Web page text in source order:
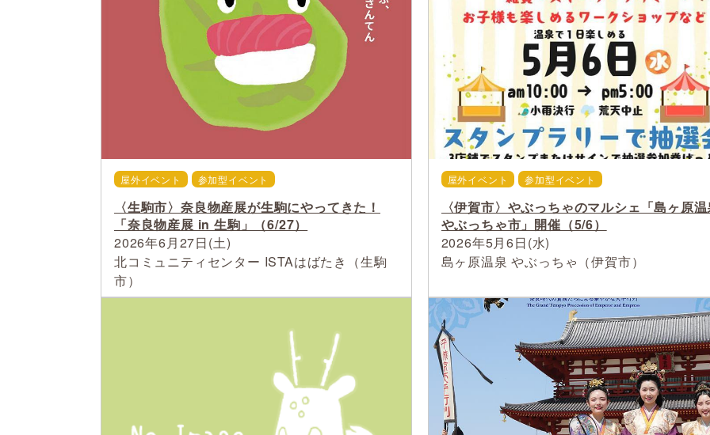
屋外イベント 参加型イベント
〈生駒市〉奈良物産展が生駒にやってきた！
「奈良物産展 in 生駒」（6/27）
2026年6月27日(土)
北コミュニティセンター ISTAはばたき（生駒
市）
屋外イベント 参加型イベント
〈伊賀市〉やぶっちゃのマルシェ「島ヶ原
やぶっちゃ市」開催（5/6）
2026年5月6日(水)
島ヶ原温泉 やぶっちゃ（伊賀市）